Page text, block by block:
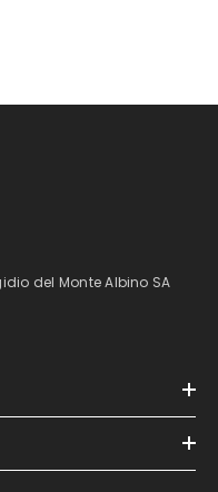
del Monte Albino SA